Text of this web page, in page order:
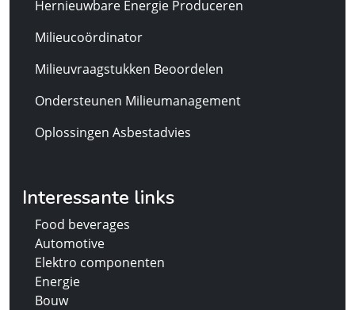
Hernieuwbare Energie Produceren
Milieucoördinator
Milieuvraagstukken Beoordelen
Ondersteunen Milieumanagement
Oplossingen Asbestadvies
Interessante links
Food beverages
Automotive
Elektro componenten
Energie
Bouw